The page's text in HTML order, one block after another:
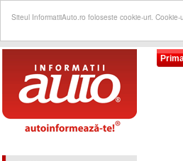
Siteul InformatiiAuto.ro foloseste cookie-uri.